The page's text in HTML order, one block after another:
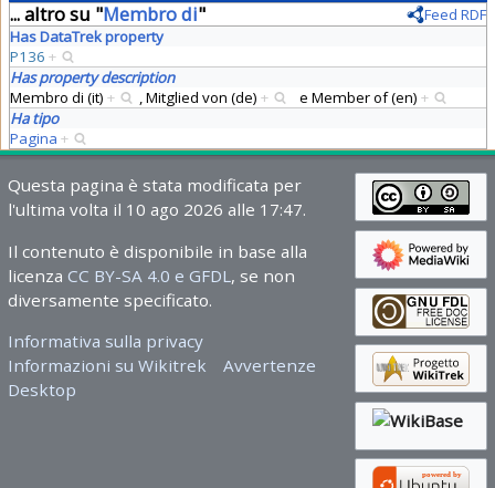
... altro su "Membro di"
Feed RDF
Has DataTrek property
P136 +
Has property description
Membro di (it) + ,Mitglied von (de) + e Member of (en) +
Ha tipo
Pagina +
Questa pagina è stata modificata per
l'ultima volta il 10 ago 2026 alle 17:47.
Il contenuto è disponibile in base alla
licenza CC BY-SA 4.0 e GFDL , se non
diversamente specificato.
Informativa sulla privacy
Informazioni su Wikitrek
Avvertenze
Desktop